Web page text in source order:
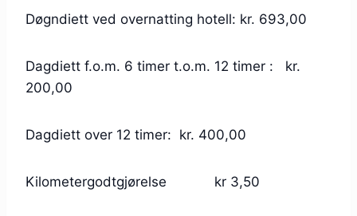
Døgndiett ved overnatting hotell: kr. 693,00
Dagdiett f.o.m. 6 timer t.o.m. 12 timer : kr.
200,00
Dagdiett over 12 timer: kr. 400,00
Kilometergodtgjørelse kr 3,50